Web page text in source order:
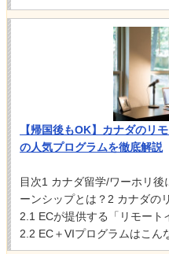
【帰国後もOK】カナダのリ
の人気プログラムを徹底解説
目次1 カナダ留学/ワーホリ
ーンシップとは？2 カナダの
2.1 ECが提供する「リモート
2.2 EC＋VIプログラムはこん